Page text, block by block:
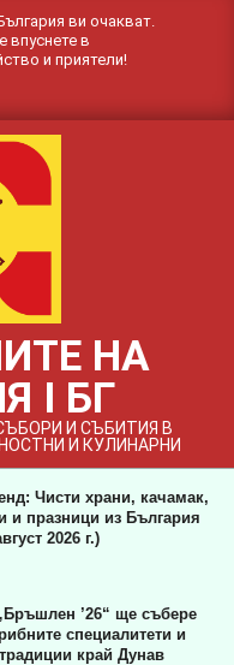
ви очакват.
впуснете в
и приятели!
НА
I БГ
И СЪБИТИЯ В
И КУЛИНАРНИ
Чисти храни, качамак,
и празници из България
2026 г.)
’26“ ще събере
специалитети и
край Дунав